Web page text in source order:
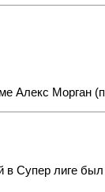
Алекс Морган
лиге